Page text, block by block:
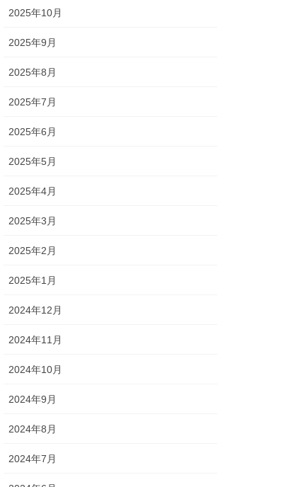
2025年10月
2025年9月
2025年8月
2025年7月
2025年6月
2025年5月
2025年4月
2025年3月
2025年2月
2025年1月
2024年12月
2024年11月
2024年10月
2024年9月
2024年8月
2024年7月